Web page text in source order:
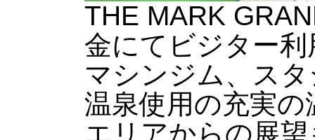
THE MARK
金にてビジター
マシンジム、ス
温泉使用の充実
エリアからの展